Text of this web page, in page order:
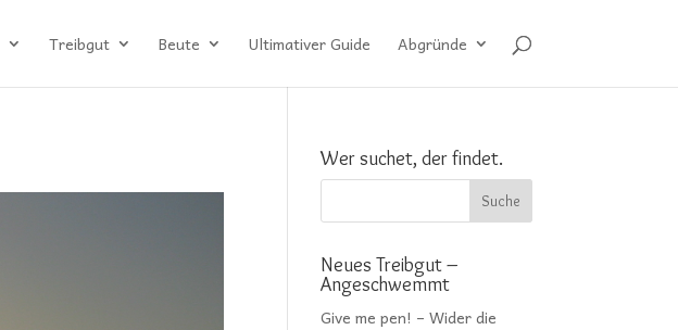
Treibgut Beute Ultimativer Guide Abgründe
Wer suchet, der findet.
Neues Treibgut –
Angeschwemmt
Give me pen! – Wider die